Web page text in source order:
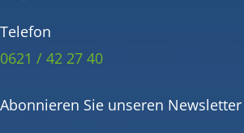
Telefon
0621 / 42 27 40
Abonnieren Sie unseren Newsletter